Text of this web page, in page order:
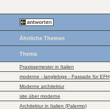
Ähnliche Themen
Thema
Praxissemester in Italien
moderne - langlebige - Fassade für EFH
Moderne architektur
site über moderne
Architektur in Italien (Palermo)